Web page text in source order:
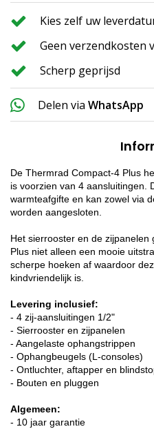
Kies zelf uw
Geen verzendkosten
Scherp geprijsd
Delen via WhatsApp
De Thermrad Compact-4 Plus
is voorzien van 4 aansluitingen.
warmteafgifte en kan zowel via
worden aangesloten.
Het sierrooster en de
Plus niet alleen een mooie
scherpe hoeken af waardoor
kindvriendelijk is.
Levering inclusief:
- 4 zij-aansluitingen 1/2"
- Sierrooster en zijpanelen
- Aangelaste ophangstrippen
- Ophangbeugels (L-consoles)
- Ontluchter, aftapper en
- Bouten en pluggen
Algemeen:
- 10 jaar garantie